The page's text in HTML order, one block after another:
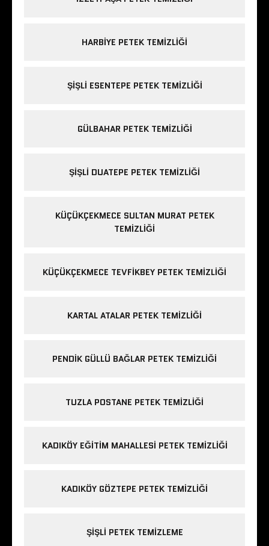
HARBIYE PETEK TEMIZLIĞI
ŞIŞLI ESENTEPE PETEK TEMIZLIĞI
GÜLBAHAR PETEK TEMIZLIĞI
ŞIŞLI DUATEPE PETEK TEMIZLIĞI
KÜÇÜKÇEKMECE SULTAN MURAT PETEK
TEMIZLIĞI
KÜÇÜKÇEKMECE TEVFIKBEY PETEK TEMIZLIĞI
KARTAL ATALAR PETEK TEMIZLIĞI
PENDIK GÜLLÜ BAĞLAR PETEK TEMIZLIĞI
TUZLA POSTANE PETEK TEMIZLIĞI
KADIKÖY EĞITIM MAHALLESI PETEK TEMIZLIĞI
KADIKÖY GÖZTEPE PETEK TEMIZLIĞI
ŞIŞLI PETEK TEMIZLEME